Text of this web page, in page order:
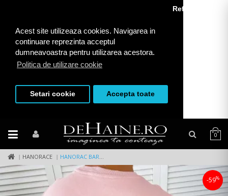
Acest site utilizeaza cookies. Navigarea in
continuare reprezinta acceptul
dumneavoastra pentru utilizarea acestora.
Politica de utilizare cookie
Refuza toate
Setari cookie Accepta toate
0
HANORACE HANORAC BARBATI ROZ PUDRA CU IMPRIMEU PE SPATE K379 7-2.1
-59%